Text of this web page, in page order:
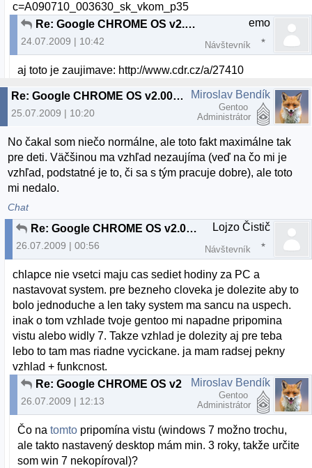
c=A090710_003630_sk_vkom_p35
Re: Google CHROME OS v2.00 beta
24.07.2009 | 10:42
emo
Návštevník
aj toto je zaujimave: http://www.cdr.cz/a/27410
Re: Google CHROME OS v2.00 beta
25.07.2009 | 10:20
Miroslav Bendík
Gentoo
Administrátor
No čakal som niečo normálne, ale toto fakt maximálne tak
pre deti. Väčšinou ma vzhľad nezaujíma (veď na čo mi je
vzhľad, podstatné je to, či sa s tým pracuje dobre), ale toto
mi nedalo.
Chat
Re: Google CHROME OS v2.00 beta
26.07.2009 | 00:56
Lojzo Čistič
Návštevník
chlapce nie vsetci maju cas sediet hodiny za PC a
nastavovat system. pre bezneho cloveka je dolezite aby to
bolo jednoduche a len taky system ma sancu na uspech.
inak o tom vzhlade tvoje gentoo mi napadne pripomina
vistu alebo widly 7. Takze vzhlad je dolezity aj pre teba
lebo to tam mas riadne vycickane. ja mam radsej pekny
vzhlad + funkcnost.
Re: Google CHROME OS v2.00 beta
26.07.2009 | 12:13
Miroslav Bendík
Gentoo
Administrátor
Čo natomto pripomína vistu (windows 7 možno trochu,
ale takto nastavený desktop mám min. 3 roky, takže určite
som win 7 nekopíroval)?